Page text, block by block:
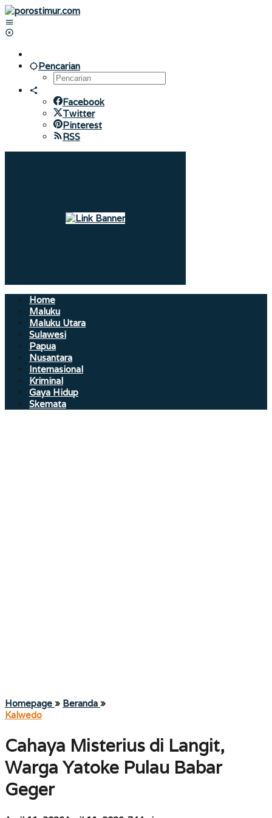
Lewati
ke
konten
Pencarian
Facebook
Twitter
Pinterest
RSS
Home
Maluku
Maluku Utara
Sulawesi
Papua
Nusantara
Internasional
Kriminal
Gaya Hidup
Skemata
Homepage » Beranda »Cahaya
Langit,
Warga
Yatoke
Pulau
Kalwedo
Cahaya Misterius di Langit,
Warga Yatoke Pulau Babar
Geger